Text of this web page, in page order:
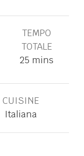
TEMPO
TOTALE
25 mins
CUISINE
Italiana